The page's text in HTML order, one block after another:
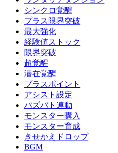
シンクロ覚醒
プラス限界突破
最大強化
経験値ストック
限界突破
超覚醒
潜在覚醒
プラスポイント
アシスト設定
パズバト連動
モンスター購入
モンスター育成
きせかえドロップ
BGM